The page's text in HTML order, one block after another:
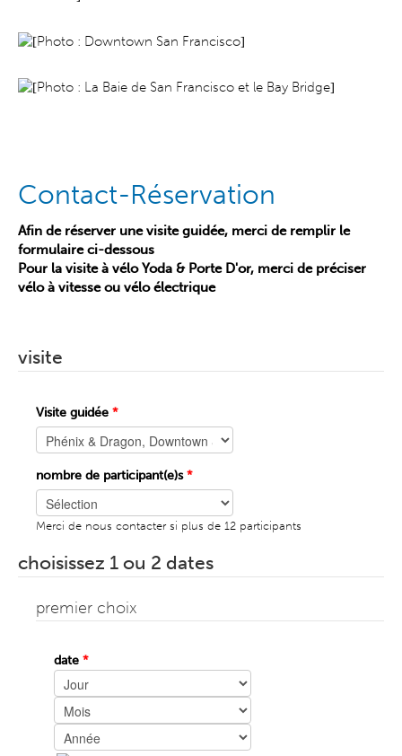
Contact-Réservation
Afin de réserver une visite guidée, merci de remplir le
formulaire ci-dessous
Pour la visite à vélo Yoda & Porte D'or, merci de préciser
vélo à vitesse ou vélo électrique
visite
Visite guidée *
nombre de participant(e)s*
Merci de nous contacter si plus de 12 participants
choisissez 1 ou 2 dates
premier choix
date *
Jour
Mois
Année